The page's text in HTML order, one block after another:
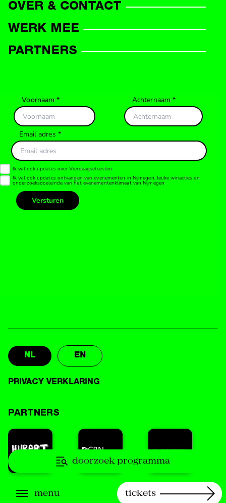
menu tickets
doorzoek programma
OVER & CONTACT
WERK MEE
PARTNERS
NL EN
PRIVACY VERKLARING
PARTNERS